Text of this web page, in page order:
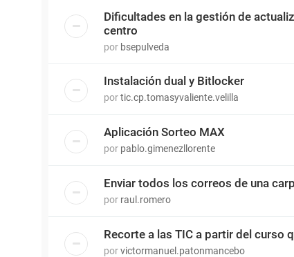
Dificultades en la gestión de
centro
por bsepulveda
Instalación dual y Bitlocker
portic.cp.tomasyvaliente.velilla
Aplicación Sorteo MAX
por pablo.gimenezllorente
Enviar todos los correos de una
por raul.romero
Recorte a las TIC a partir del curso
porvictormanuel.patonmancebo